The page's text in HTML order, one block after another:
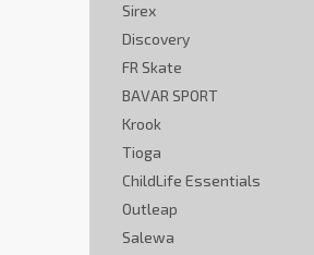
Sirex
Discovery
FR Skate
BAVAR SPORT
Krook
Tioga
ChildLife Essentials
Outleap
Salewa